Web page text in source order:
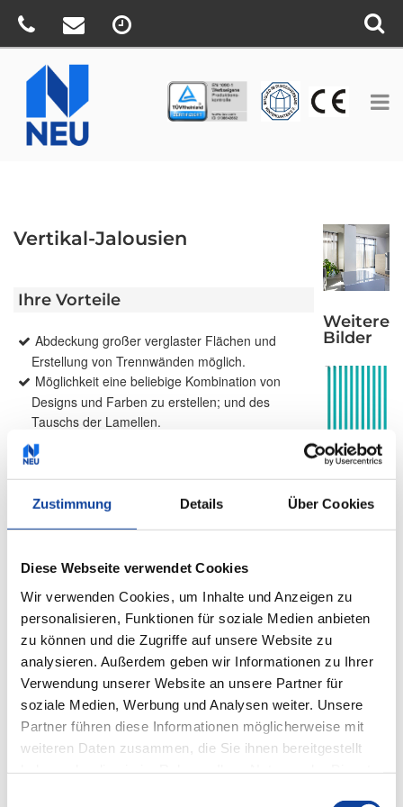
Zustimmung Details Über Cookies
Diese Webseite verwendet Cookies
Wir verwenden Cookies, um Inhalte und Anzeigen zu
personalisieren, Funktionen für soziale Medien anbieten
zu können und die Zugriffe auf unsere Website zu
analysieren. Außerdem geben wir Informationen zu Ihrer
Verwendung unserer Website an unsere Partner für
soziale Medien, Werbung und Analysen weiter. Unsere
Partner führen diese Informationen möglicherweise mit
weiteren Daten zusammen, die Sie ihnen bereitgestellt
Vertikal-Jalousien
Ihre Vorteile
Abdeckung großer verglaster Flächen und
Erstellung von Trennwänden möglich.
Möglichkeit eine beliebige Kombination von
Designs und Farben zu erstellen; und des
Tauschs der Lamellen.
Möglichkeit des Einsatzes in Innenräumen mit
Schrägen - Sonderformen
Umfangreiches Stoffangebot, u.a. für den
Einsatz in Räumen mit erhöhten
Produktdetails
max. Breite: Standard 5000 mm. Größere
Anlagen auf Anfrage
max. Höhe: 4000 mm
max. Fläche: 12 m²
Lamelle: 89 mm, 127 mm
Bedienung: Schnur/Kette, Stab, Elektroantrieb
Weitere
Bilder
TÜV CE BV